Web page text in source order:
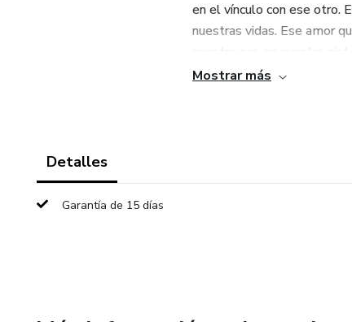
en el vínculo con ese otro.
nuestras vidas. Ese amor
nuestro ser, en nuestro
parte de nuestros recursos
Mostrar más
Detalles
Garantía de 15 días